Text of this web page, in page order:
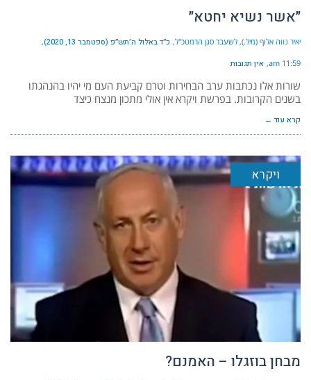
״אשר נשיא יחטא״
יאיר נווה אלוף (מיל.), לשעבר סגן הרמטכ"ל כ״ד באלול ה׳תש״פ (ספטמבר 13, 2020)
11:59 am אין תגובות
שורות אלו נכתבות ערב הבחירות וטרם קביעת העם מי יהיו בהנהגתו
בשנים הקרובות. בפרשת ויקרא אין אולי מתכון מנצח כיצד
קרא עוד ←
ויקרא
מבחן בוזגלו – האמנם?